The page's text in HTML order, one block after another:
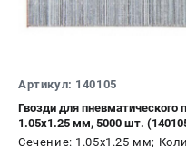
проспект
8
Артикул: 140105
Гвозди для пневматического
1.05x1.25 мм, 5000 шт.
Сечение: 1.05x1.25 мм;